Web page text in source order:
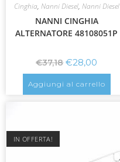
Cinghia, Nanni Diesel, Nanni Diesel
NANNI CINGHIA
ALTERNATORE 48108051P
€37,18 €28,00
Aggiungi al carrello
IN OFFERTA!